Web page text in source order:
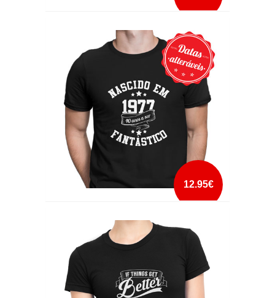
mais info
add à lista
12.95€
add à lista